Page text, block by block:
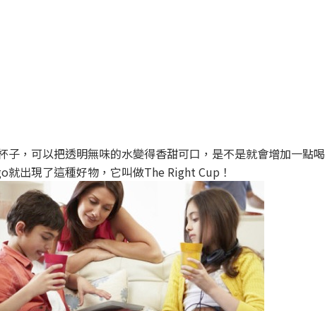
子，可以把透明無味的水變得香甜可口，是不是就會增加一點喝
出現了這種好物，它叫做The Right Cup！